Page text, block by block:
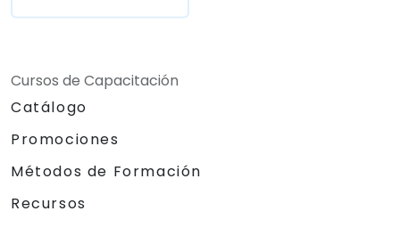
Cursos de Capacitación
Catálogo
Promociones
Métodos de Formación
Recursos